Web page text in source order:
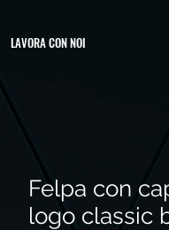
LAVORA CON NOI
Felpa con
logo classic